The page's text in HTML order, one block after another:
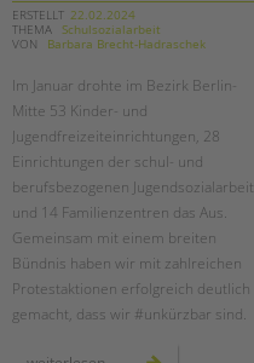
ERSTELLT 22.02.2024
THEMA Schulsozialarbeit
VON
Barbara Brecht-Hadraschek
Im Januar drohte im Bezirk Berlin-
Mitte 53 Kinder- und
Jugendfreizeiteinrichtungen, 28
Einrichtungen der schul- und
berufsbezogenen Jugendsozialarbeit
und 14 Familienzentren das Aus.
Gemeinsam mit einem breiten
Bündnis haben wir mit zahlreichen
Protestaktionen erfolgreich deutlich
gemacht, dass wir #unkürzbar sind.